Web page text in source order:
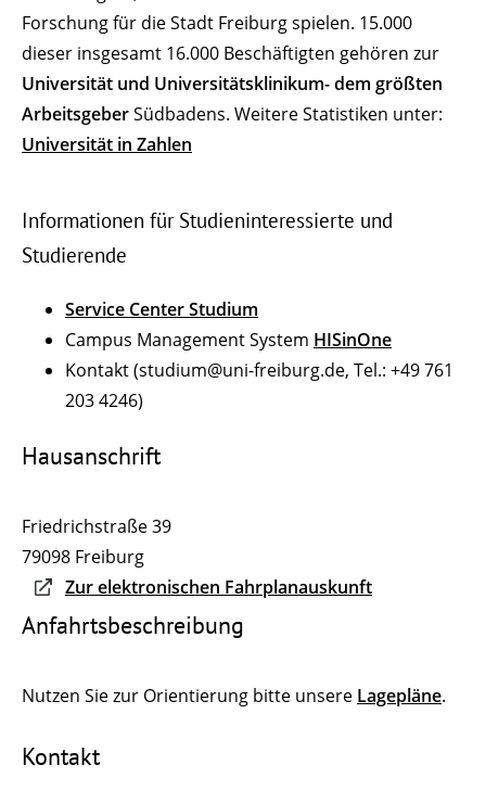
Forschung für die Stadt Freiburg spielen. 15.000
dieser insgesamt 16.000 Beschäftigten gehören zur
Universität und Universitätsklinikum- dem größten
ArbeitsgeberSüdbadens. Weitere Statistiken unter:
Universität in Zahlen
Informationen für Studieninteressierte und
Studierende
Service Center Studium
Campus Management System HISinOne
Kontakt (studium@uni-freiburg.de, Tel.: +49 761
203 4246)
Hausanschrift
Friedrichstraße 39
79098 Freiburg
Zur elektronischen Fahrplanauskunft
Anfahrtsbeschreibung
Nutzen Sie zur Orientierung bitte unsere Lagepläne.
Kontakt